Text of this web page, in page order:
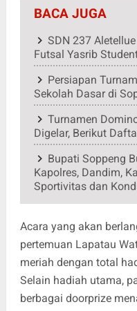
BACA JUGA
SDN 237
Futsal Yasrib
Persiapan
Sekolah Dasar di
Turnamen
Digelar, Berikut
Bupati Soppeng
Kapolres, Dandim,
Sportivitas dan
Acara yang akan
pertemuan Lapatau
meriah dengan total
Selain hadiah utama,
berbagai doorprize